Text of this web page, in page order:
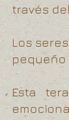
través
Los
pequeño
Esta